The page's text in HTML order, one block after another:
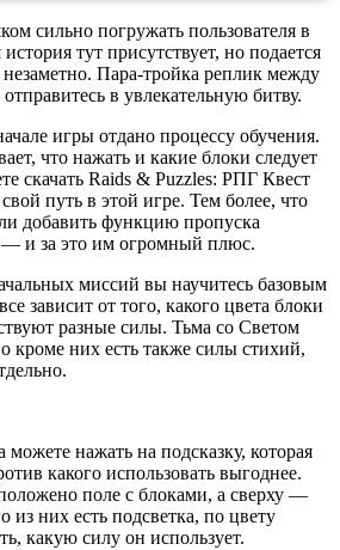
сильно погружать пользователя в
тут присутствует, но подается
Пара-тройка реплик между
в увлекательную битву.
игры отдано процессу обучения.
что нажать и какие блоки следует
скачать Raids & Puzzles: РПГ Квест
путь в этой игре. Тем более, что
добавить функцию пропуска
— и за это им огромный плюс.
миссий вы научитесь базовым
зависит от того, какого цвета блоки
разные силы. Тьма со Светом
кроме них есть также силы стихий,
нажать на подсказку, которая
какого использовать выгоднее.
поле с блоками, а сверху —
них есть подсветка, по цвету
какую силу он использует.